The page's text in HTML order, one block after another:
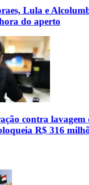
Lula e
do aperto
contra lavagem
R$ 316